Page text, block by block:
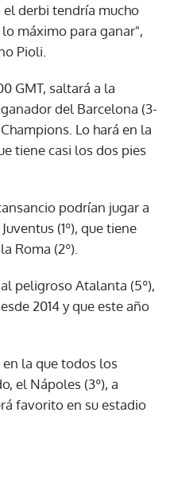
derbi tendría mucho
máximo para ganar",
Pioli.
GMT, saltará a la
del Barcelona (3-
Lo hará en la
tiene casi los dos pies
podrían jugar a
(1º), que tiene
Roma (2º).
peligroso Atalanta (5º),
2014 y que este año
en la que todos los
el Nápoles (3º), a
favorito en su estadio